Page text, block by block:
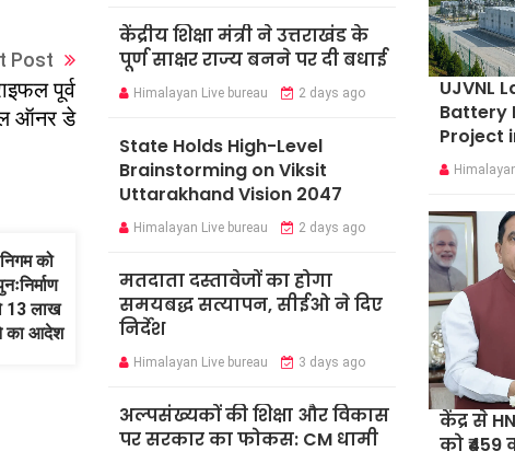
Post
पूर्व
ऑनर डे
को
13 लाख
का आदेश
केंद्रीय शिक्षा मंत्री ने उत्तराखंड के
पूर्ण साक्षर राज्य बनने पर दी बधाई
Himalayan Live bureau 2 days ago
State Holds High-Level
Brainstorming on Viksit
Uttarakhand Vision 2047
Himalayan Live bureau 2 days ago
मतदाता दस्तावेजों का होगा
समयबद्ध सत्यापन, सीईओ ने दिए
निर्देश
Himalayan Live bureau 3 days ago
अल्पसंख्यकों की शिक्षा और विकास
पर सरकार का फोकस: CM धामी
UJVNL
Battery
Project
केंद्र से
को ₹459